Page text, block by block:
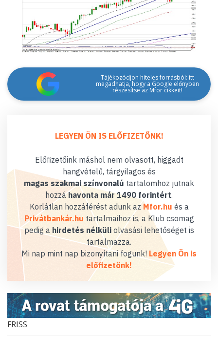
Tájékozódjon hiteles forrásból: itt
megadhatja, hogy a Google előnyben
részesítse az Mfor cikkeit!
LEGYEN ÖN IS ELŐFIZETŐNK!
Előfizetőink máshol nem olvasott, higgadt
hangvételű, tárgyilagos és
magas szakmai színvonalú tartalomhoz jutnak
hozzáhavonta már 1490 forintért.
Korlátlan hozzáférést adunk az Mfor.hu és a
Privátbankár.hu tartalmaihoz is, a Klub csomag
pedig a hirdetés nélküliolvasási lehetőséget is
tartalmazza.
Mi nap mint nap bizonyítani fogunk! Legyen Ön is
előfizetőnk!
FRISS